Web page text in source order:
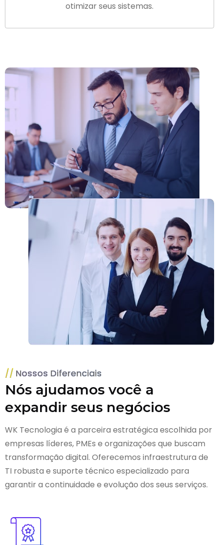
otimizar seus sistemas.
Nossos Diferenciais
Nós ajudamos você a
expandir seus negócios
WK Tecnologia é a parceira estratégica escolhida por
empresas líderes, PMEs e organizações que buscam
transformação digital. Oferecemos infraestrutura de
TI robusta e suporte técnico especializado para
garantir a continuidade e evolução dos seus serviços.